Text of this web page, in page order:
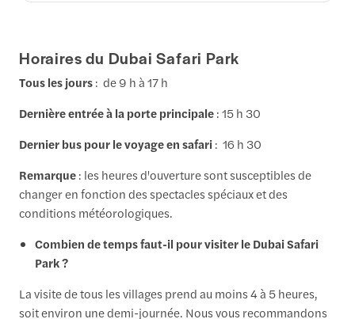
Horaires du Dubai Safari Park
Tous les jours: de 9 h à 17 h
Dernière entrée à la porte principale: 15 h 30
Dernier bus pour le voyage en safari: 16 h 30
Remarque: les heures d'ouverture sont susceptibles de
changer en fonction des spectacles spéciaux et des
conditions météorologiques.
Combien de temps faut-il pour visiter le Dubai Safari
Park ?
La visite de tous les villages prend au moins 4 à 5 heures,
soit environ une demi-journée. Nous vous recommandons